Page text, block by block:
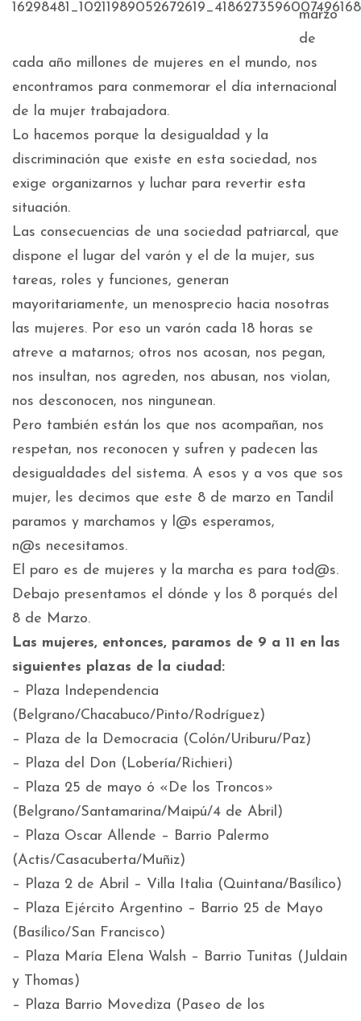
marzo
de
cada año millones de mujeres en el mundo, nos
encontramos para conmemorar el día internacional
de la mujer trabajadora.
Lo hacemos porque la desigualdad y la
discriminación que existe en esta sociedad, nos
exige organizarnos y luchar para revertir esta
situación.
Las consecuencias de una sociedad patriarcal, que
dispone el lugar del varón y el de la mujer, sus
tareas, roles y funciones, generan
mayoritariamente, un menosprecio hacia nosotras
las mujeres. Por eso un varón cada 18 horas se
atreve a matarnos; otros nos acosan, nos pegan,
nos insultan, nos agreden, nos abusan, nos violan,
nos desconocen, nos ningunean.
Pero también están los que nos acompañan, nos
respetan, nos reconocen y sufren y padecen las
desigualdades del sistema. A esos y a vos que sos
mujer, les decimos que este 8 de marzo en Tandil
paramos y marchamos y l@s esperamos,
n@s necesitamos.
El paro es de mujeres y la marcha es para tod@s.
Debajo presentamos el dónde y los 8 porqués del
8 de Marzo.
Las mujeres, entonces, paramos de 9 a 11 en las
siguientes plazas de la ciudad:
– Plaza Independencia
(Belgrano/Chacabuco/Pinto/Rodríguez)
– Plaza de la Democracia (Colón/Uriburu/Paz)
– Plaza del Don (Lobería/Richieri)
– Plaza 25 de mayo ó «De los Troncos»
(Belgrano/Santamarina/Maipú/4 de Abril)
– Plaza Oscar Allende – Barrio Palermo
(Actis/Casacuberta/Muñiz)
– Plaza 2 de Abril – Villa Italia (Quintana/Basílico)
– Plaza Ejército Argentino – Barrio 25 de Mayo
(Basílico/San Francisco)
– Plaza María Elena Walsh – Barrio Tunitas (Juldain
y Thomas)
– Plaza Barrio Movediza (Paseo de los